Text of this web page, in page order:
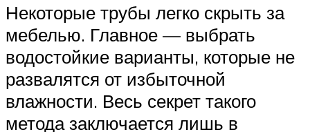
Некоторые трубы легко скрыть за
мебелью. Главное — выбрать
водостойкие варианты, которые не
развалятся от избыточной
влажности. Весь секрет такого
метода заключается лишь в